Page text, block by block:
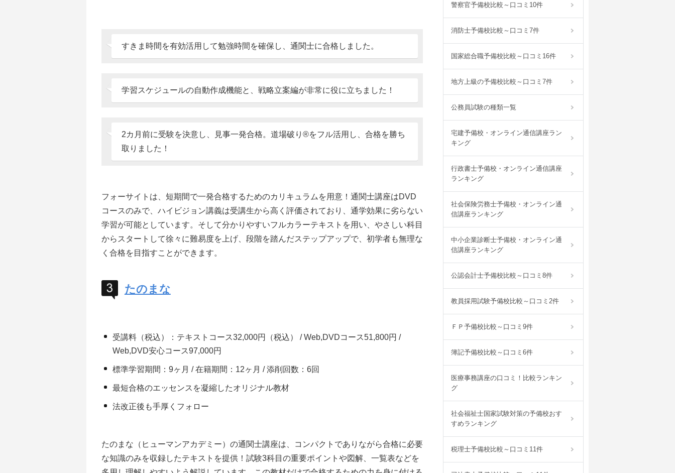
すきま時間を有効活用して勉強時間を確保し、通関士に合格しました。
学習スケジュールの自動作成機能と、戦略立案編が非常に役に立ちました！
2カ月前に受験を決意し、見事一発合格。道場破り®をフル活用し、合格を勝ち
取りました！
フォーサイトは、短期間で一発合格するためのカリキュラムを用意！通関士講座はDVD
コースのみで、ハイビジョン講義は受講生から高く評価されており、通学効果に劣らない
学習が可能としています。そして分かりやすいフルカラーテキストを用い、やさしい科目
からスタートして徐々に難易度を上げ、段階を踏んだステップアップで、初学者も無理な
く合格を目指すことができます。
たのまな
受講料（税込）：テキストコース32,000円（税込） / Web,DVDコース51,800円 /
Web,DVD安心コース97,000円
標準学習期間：9ヶ月 / 在籍期間：12ヶ月 / 添削回数：6回
最短合格のエッセンスを凝縮したオリジナル教材
法改正後も手厚くフォロー
たのまな（ヒューマンアカデミー）の通関士講座は、コンパクトでありながら合格に必要
な知識のみを収録したテキストを提供！試験3科目の重要ポイントや図解、一覧表などを
警察官予備校比較～口コミ10件
消防士予備校比較～口コミ7件
国家総合職予備校比較～口コミ16件
地方上級の予備校比較～口コミ7件
公務員試験の種類一覧
宅建予備校・オンライン通信講座ラン
キング
行政書士予備校・オンライン通信講座
ランキング
社会保険労務士予備校・オンライン通
信講座ランキング
中小企業診断士予備校・オンライン通
信講座ランキング
公認会計士予備校比較～口コミ8件
教員採用試験予備校比較～口コミ2件
ＦＰ予備校比較～口コミ9件
簿記予備校比較～口コミ6件
医療事務講座の口コミ！比較ランキン
グ
社会福祉士国家試験対策の予備校おす
すめランキング
税理士予備校比較～口コミ11件